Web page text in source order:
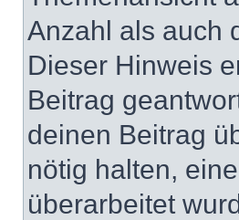
Anzahl als auch
Dieser Hinweis
Beitrag
deinen Beitrag
nötig halten,
überarbeitet